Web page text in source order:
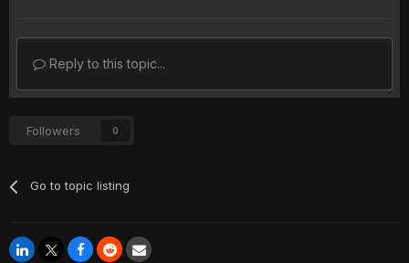
Reply to this topic...
Followers 0
Go to topic listing